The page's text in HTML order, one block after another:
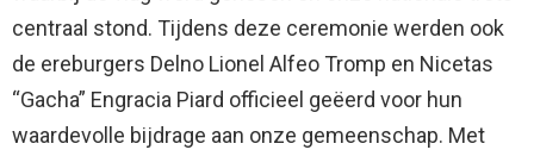
centraal stond. Tijdens deze ceremonie werden ook
de ereburgers Delno Lionel Alfeo Tromp en Nicetas
“Gacha” Engracia Piard officieel geëerd voor hun
waardevolle bijdrage aan onze gemeenschap. Met